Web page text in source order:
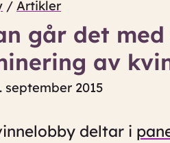
/ Artikler
går det
av
september 2015
deltar i